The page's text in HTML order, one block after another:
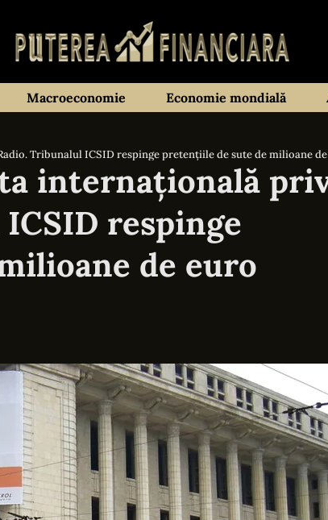
Macroeconomie Economie mondială
Tribunalul ICSID respinge pretențiile de sute de milioane
internațională
respinge
de euro